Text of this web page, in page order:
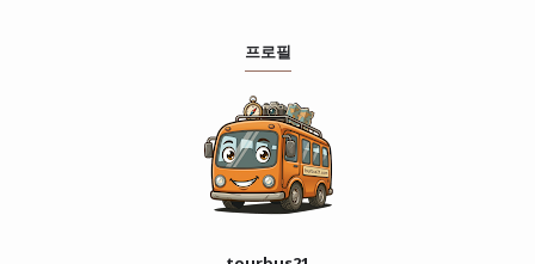
프로필